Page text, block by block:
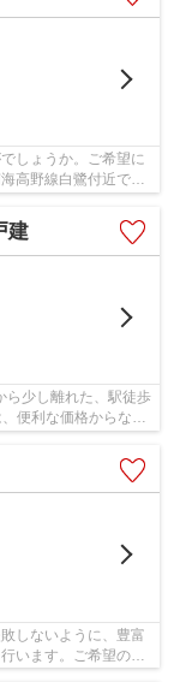
しょうか。ご希望に
高野線白鷺付近でマ
建
少し離れた、駅徒歩
便利な価格からなる
...
しないように、豊富
います。ご希望の条